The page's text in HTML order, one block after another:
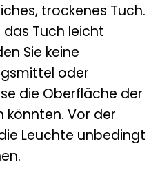
trockenes Tuch.
das Tuch leicht
Sie keine
oder
die Oberfläche der
könnten. Vor der
Leuchte unbedingt